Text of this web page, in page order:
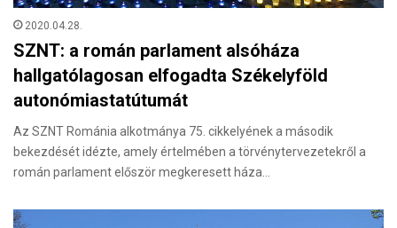
2020.04.28.
SZNT: a román parlament alsóháza
hallgatólagosan elfogadta Székelyföld
autonómiastatútumát
Az SZNT Románia alkotmánya 75. cikkelyének a második
bekezdését idézte, amely értelmében a törvénytervezetekről a
román parlament először megkeresett háza…